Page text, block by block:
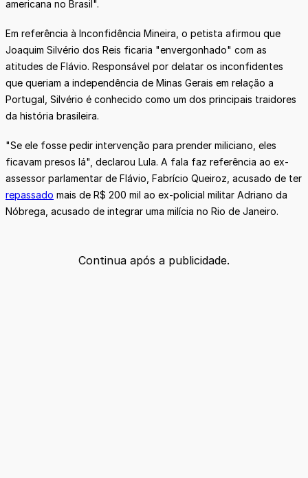
americana no Brasil".
Em referência à Inconfidência Mineira, o petista afirmou que
Joaquim Silvério dos Reis ficaria "envergonhado" com as
atitudes de Flávio. Responsável por delatar os inconfidentes
que queriam a independência de Minas Gerais em relação a
Portugal, Silvério é conhecido como um dos principais traidores
da história brasileira.
"Se ele fosse pedir intervenção para prender miliciano, eles
ficavam presos lá", declarou Lula. A fala faz referência ao ex-
assessor parlamentar de Flávio, Fabrício Queiroz, acusado de ter
repassado mais de R$ 200 mil ao ex-policial militar Adriano da
Nóbrega, acusado de integrar uma milícia no Rio de Janeiro.
Continua após a publicidade.